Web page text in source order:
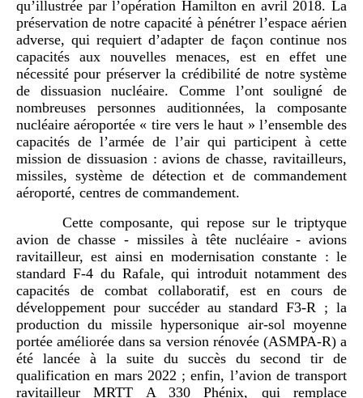
qu’illustrée par l’opération Hamilton en avril 2018. La
préservation de notre capacité à pénétrer l’espace aérien
adverse, qui requiert d’adapter de façon continue nos
capacités aux nouvelles menaces, est en effet une
nécessité pour préserver la crédibilité de notre système
de dissuasion nucléaire. Comme l’ont souligné de
nombreuses personnes auditionnées, la composante
nucléaire aéroportée « tire vers le haut » l’ensemble des
capacités de l’armée de l’air qui participent à cette
mission de dissuasion : avions de chasse, ravitailleurs,
missiles, système de détection et de commandement
aéroporté, centres de commandement.
Cette composante, qui repose sur le triptyque
avion de chasse - missiles à tête nucléaire - avions
ravitailleur, est ainsi en modernisation constante : le
standard F-4 du Rafale, qui introduit notamment des
capacités de combat collaboratif, est en cours de
développement pour succéder au standard F3-R ; la
production du missile hypersonique air-sol moyenne
portée améliorée dans sa version rénovée (ASMPA-R) a
été lancée à la suite du succès du second tir de
qualification en mars 2022 ; enfin, l’avion de transport
ravitailleur MRTT A 330 Phénix, qui remplace